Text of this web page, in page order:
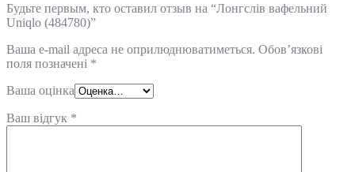
Будьте первым, кто оставил отзыв на “Лонгслів вафельний
Uniqlo (484780)”
Ваша e-mail адреса не оприлюднюватиметься. Обов’язкові
поля позначені *
Ваша оцінка
Ваш відгук *